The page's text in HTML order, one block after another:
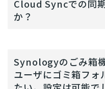
Cloud Syncでの同
か？
Synologyのごみ箱
ユーザにゴミ箱フォ